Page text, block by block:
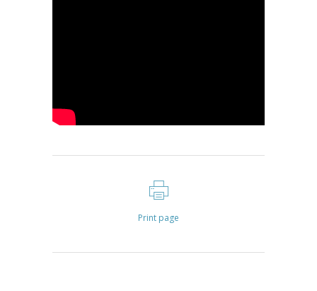
Print page